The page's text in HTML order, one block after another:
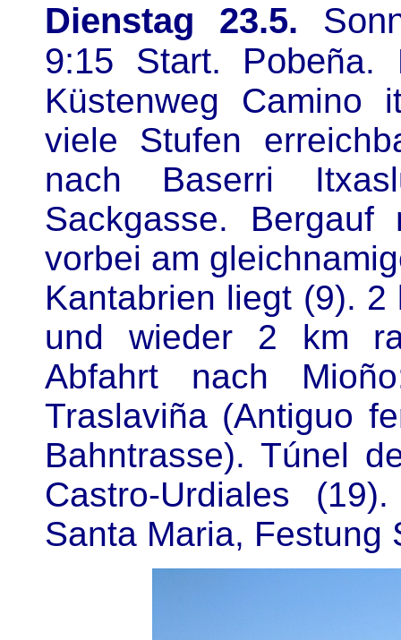
Dienstag 23.5.
9:15 Start. Pobeña.
Küstenweg Camino
viele Stufen
nach Baserri
Sackgasse.
vorbei am
Kantabrien liegt (9).
und wieder 2 km
Abfahrt nach
Traslaviña (Antiguo
Bahntrasse). Túnel
Castro-Urdiales
Santa Maria, Festung